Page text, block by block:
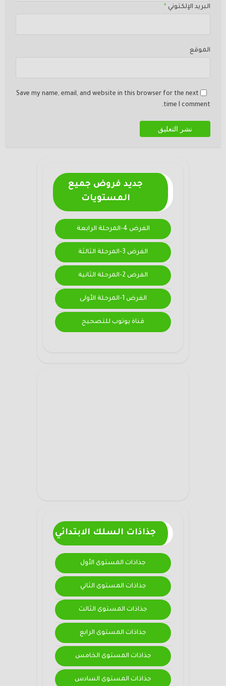
البريد الإلكتوني *
الموقع
Save my name, email, and website in this browser for the next
time I comment.
جديد فروض جميع
المستويات
الفرض 4-المرحلة الرابعة
الفرض 3-المرحلة الثالثة
الفرض 2-المرحلة الثانية
الفرض 1-المرحلة الأولى
قناة يوتوب للتصحيح
جذاذات السلك الابتدائي
جذاذات المستوى الأول
جذاذات المستوى الثاني
جذاذات المستوى الثالث
جذاذات المستوى الرابع
جذاذات المستوى الخامس
جذاذات المستوى السادس